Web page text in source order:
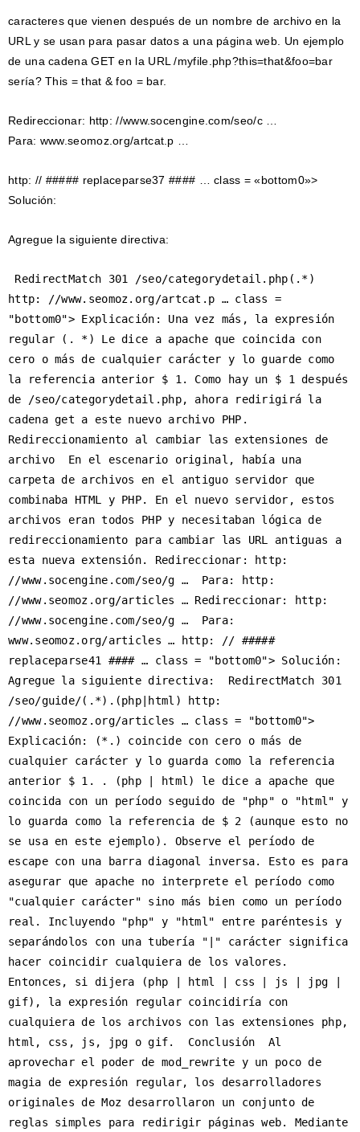
caracteres que vienen después de un nombre de archivo en la
URL y se usan para pasar datos a una página web. Un ejemplo
de una cadena GET en la URL /myfile.php?this=that&foo=bar
sería? This = that & foo = bar.
Redireccionar: http: //www.socengine.com/seo/c …
Para: www.seomoz.org/artcat.p …
http: // ##### replaceparse37 #### … class = «bottom0»>
Solución:
Agregue la siguiente directiva:
http: //www.seomoz.org/artcat.p … class =
"bottom0"> Explicación: Una vez más, la expresión
regular (. *) Le dice a apache que coincida con
cero o más de cualquier carácter y lo guarde como
la referencia anterior $ 1. Como hay un $ 1 después
de /seo/categorydetail.php, ahora redirigirá la
cadena get a este nuevo archivo PHP.
Redireccionamiento al cambiar las extensiones de
archivo  En el escenario original, había una
carpeta de archivos en el antiguo servidor que
combinaba HTML y PHP. En el nuevo servidor, estos
archivos eran todos PHP y necesitaban lógica de
redireccionamiento para cambiar las URL antiguas a
esta nueva extensión. Redireccionar: http:
//www.socengine.com/seo/g …  Para: http:
//www.seomoz.org/articles … Redireccionar: http:
//www.socengine.com/seo/g …  Para:
www.seomoz.org/articles … http: // #####
replaceparse41 #### … class = "bottom0"> Solución:
Agregue la siguiente directiva:  RedirectMatch 301
/seo/guide/(.*).(php|html) http:
//www.seomoz.org/articles … class = "bottom0">
Explicación: (*.) coincide con cero o más de
cualquier carácter y lo guarda como la referencia
anterior $ 1. . (php | html) le dice a apache que
coincida con un período seguido de "php" o "html" y
lo guarda como la referencia de $ 2 (aunque esto no
se usa en este ejemplo). Observe el período de
escape con una barra diagonal inversa. Esto es para
asegurar que apache no interprete el período como
"cualquier carácter" sino más bien como un período
real. Incluyendo "php" y "html" entre paréntesis y
separándolos con una tubería "|" carácter significa
hacer coincidir cualquiera de los valores.
Entonces, si dijera (php | html | css | js | jpg |
gif), la expresión regular coincidiría con
cualquiera de los archivos con las extensiones php,
html, css, js, jpg o gif.  Conclusión  Al
aprovechar el poder de mod_rewrite y un poco de
magia de expresión regular, los desarrolladores
originales de Moz desarrollaron un conjunto de
reglas simples para redirigir páginas web. Mediante